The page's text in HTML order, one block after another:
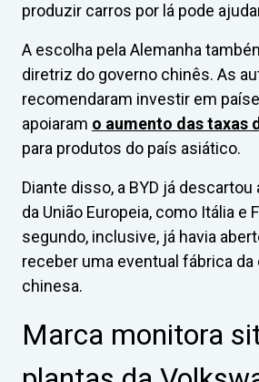
produzir carros por lá pode
A escolha pela Alemanha
diretriz do governo chinês. As
recomendaram investir em
apoiaram o aumento das taxas
para produtos do país asiático.
Diante disso, a BYD já
da União Europeia, como Itália e
segundo, inclusive, já havia
receber uma eventual fábrica da
chinesa.
Marca monitora